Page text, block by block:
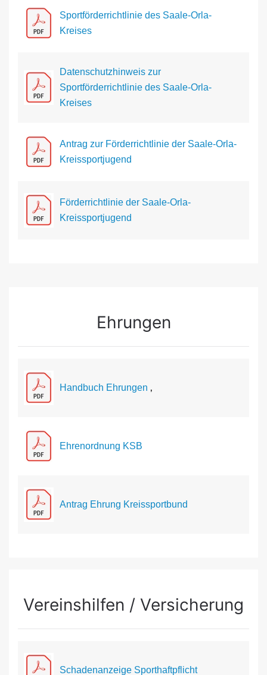
Sportförderrichtlinie des Saale-Orla-
Kreises
Datenschutzhinweis zur
Sportförderrichtlinie des Saale-Orla-
Kreises
Antrag zur Förderrichtlinie der Saale-Orla-
Kreissportjugend
Förderrichtlinie der Saale-Orla-
Kreissportjugend
Ehrungen
Handbuch Ehrungen ‚
Ehrenordnung KSB
Antrag Ehrung Kreissportbund
Vereinshilfen / Versicherung
Schadenanzeige Sporthaftpflicht